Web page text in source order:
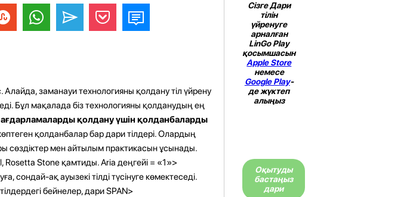
заманауи технологияны қолдану тіл үйрену
Бұл мақалада біз технологияны қолданудың ең
қолдану үшін қолданбаларды
қолданбалар бар дари тілдері. Олардың
сөздіктер мен айтылым практикасын ұсынады.
Rosetta Stone қамтиды. Aria деңгейі = «1»>
сондай-ақ ауызекі тілді түсінуге көмектеседі.
бейнелер, дари SPAN>
Сізге Дари
тілін
үйренуге
арналған
LinGo Play
қосымшасын
Apple Store
немесе
Google Play-
де жүктеп
алыңыз
Оқытуды
бастаңыз
дари